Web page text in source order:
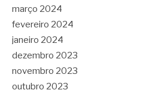
março 2024
fevereiro 2024
janeiro 2024
dezembro 2023
novembro 2023
outubro 2023